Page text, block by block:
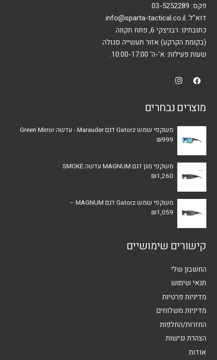
פקס: 03-5252289
דוא"ל: info@sparta-tactical.co.il
כתובתינו: רבניצקי 6, פתח תקווה.
(בקומת הקרקע) אזור תעשייה סגולה.
שעות פעילות: א'-ה' 10:00-17:00.
מוצרים נבחרים
משקפי שמש Gatorz דגם Marauder - עדשה Green Mirror
₪999
משקפי מגן דגם MAGNUM עדשה SMOKE
₪1,260
משקפי שמש Gatorz דגם MAGNUM –
₪1,059
קישורים שימושיים
החשבון שלי
תנאי שימוש
מדיניות פרטיות
מדיניות משלוחים
החזרות/החלפות
הצהרת נגישות
אודות